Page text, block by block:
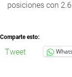
posiciones con
Comparte esto:
Tweet